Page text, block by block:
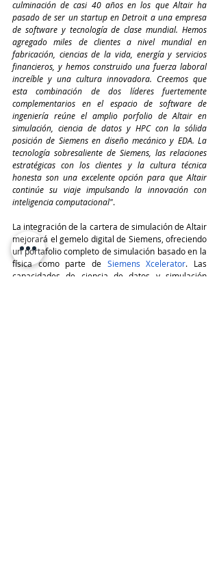
culminación de casi 40 años en los que Altair ha
pasado de ser un startup en Detroit a una empresa
de software y tecnología de clase mundial. Hemos
agregado miles de clientes a nivel mundial en
fabricación, ciencias de la vida, energía y servicios
financieros, y hemos construido una fuerza laboral
increíble y una cultura innovadora. Creemos que
esta combinación de dos líderes fuertemente
complementarios en el espacio de software de
ingeniería reúne el amplio porfolio de Altair en
simulación, ciencia de datos y HPC con la sólida
posición de Siemens en diseño mecánico y EDA. La
tecnología sobresaliente de Siemens, las relaciones
estratégicas con los clientes y la cultura técnica
honesta son una excelente opción para que Altair
continúe su viaje impulsando la innovación con
inteligencia computacional".
La integración de la cartera de simulación de Altair
mejorará el gemelo digital de Siemens, ofreciendo
un portafolio completo de simulación basado en la
física como parte de Siemens Xcelerator. Las
capacidades de ciencia de datos y simulación